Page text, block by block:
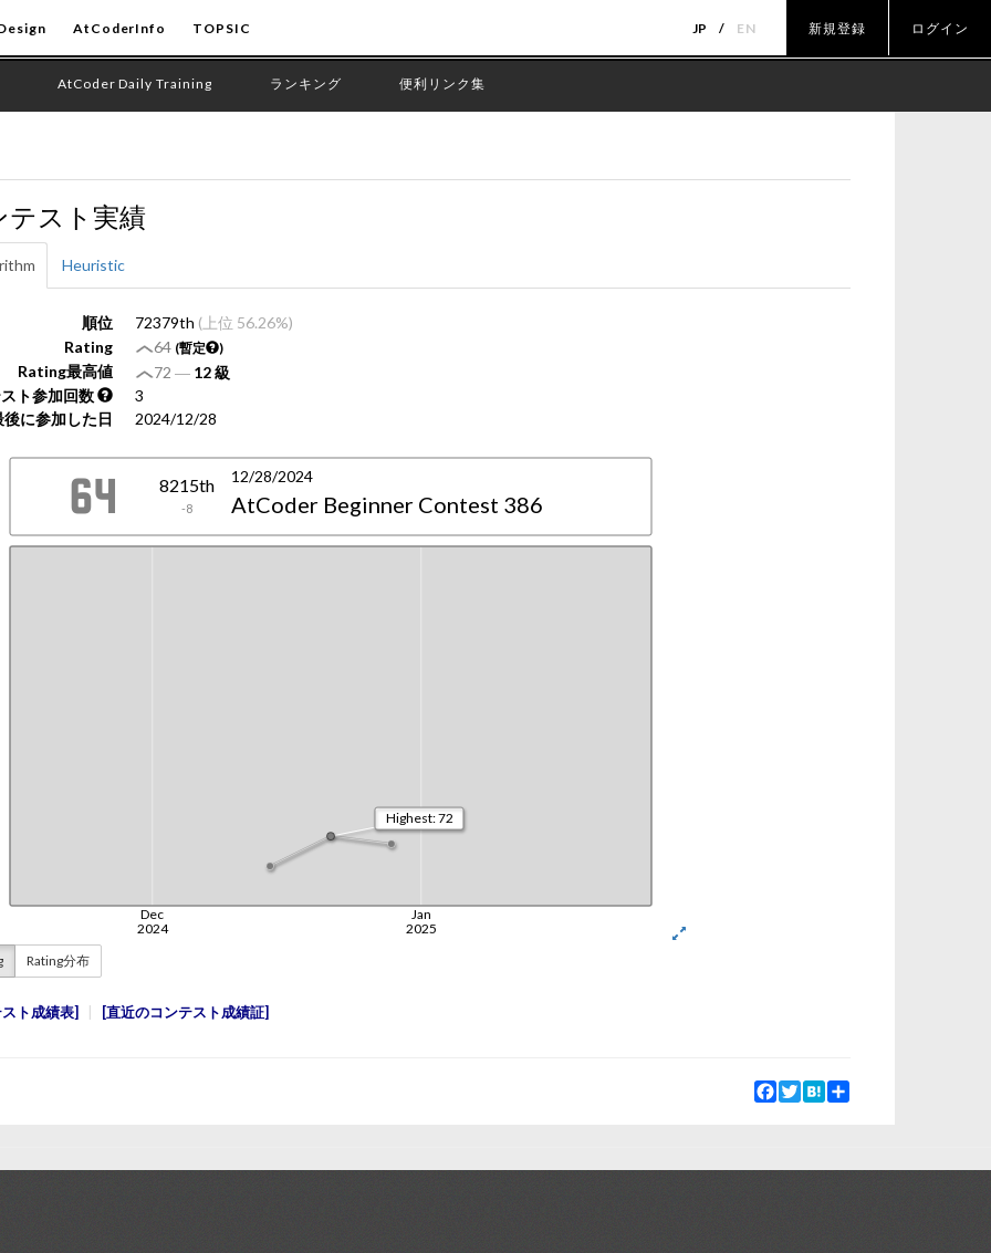
AtCoderInfo TOPSIC JP EN 新規登録 ログイン
AtCoder Daily Training ランキング 便利リンク集
テスト実績
Heuristic
順位 72379th (上位 56.26%)
Rating
64 (暫定 )
Rating最高値 72 ― 12 級
ト参加回数
3
後に参加した日
2024/12/28
Rating分布
スト成績表 直近のコンテスト成績証
Facebook
TwitterHatena